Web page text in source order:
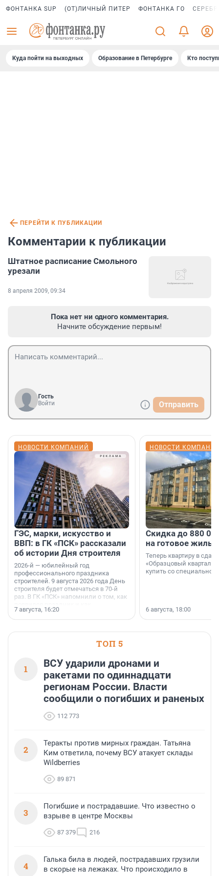
ФОНТАНКА SUP (ОТ)ЛИЧНЫЙ ПИТЕР ФОНТАНКА ГО
Куда пойти на выходных Образование в Петербурге Кто
ПЕРЕЙТИ К ПУБЛИКАЦИИ
Комментарии к публикации
Штатное расписание Смольного
урезали
8 апреля 2009, 09:34
Пока нет ни одного комментария.
Начните обсуждение первым!
Гость
Войти
Отправить
НОВОСТИ КОМПАНИЙ
ГЭС, марки, искусство и
ВВП: в ГК «ПСК» рассказали
об истории Дня строителя
2026-й — юбилейный год
профессионального праздника
строителей. 9 августа 2026 года День
строителя будет отмечаться в 70-й
раз. В ГК «ПСК» напомнили о том, как
поменялась роль строительства.
7 августа, 16:20
НОВОСТИ
Скидка до 880
на готовое
Теперь квартиру в
«Образцовый квартал
купить со специальной
6 августа, 18:00
ТОП 5
1
ВСУ ударили дронами и
ракетами по одиннадцати
регионам России. Власти
сообщили о погибших и раненых
112 773
2
Теракты против мирных граждан. Татьяна
Ким ответила, почему ВСУ атакует склады
Wildberries
89 871
3
Погибшие и пострадавшие. Что известно о
взрыве в центре Москвы
87 379 216
4
Галька била в людей, пострадавших грузили
в скорые на лежаках. Что происходило в